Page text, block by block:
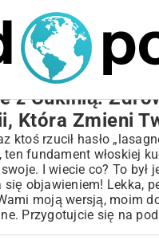
NIERUCHOMOŚCI
z Cukinią:
Która Zmieni
ktoś rzucił hasło
fundament włoskiej
I wiecie co? To
objawieniem! Lekka,
moją wersją, moim
Przygotujcie się na